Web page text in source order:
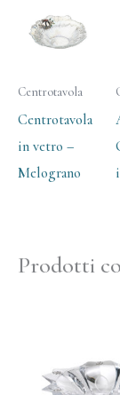
Centrotavola
Centrotavola
in vetro –
Melograno
Prodotti